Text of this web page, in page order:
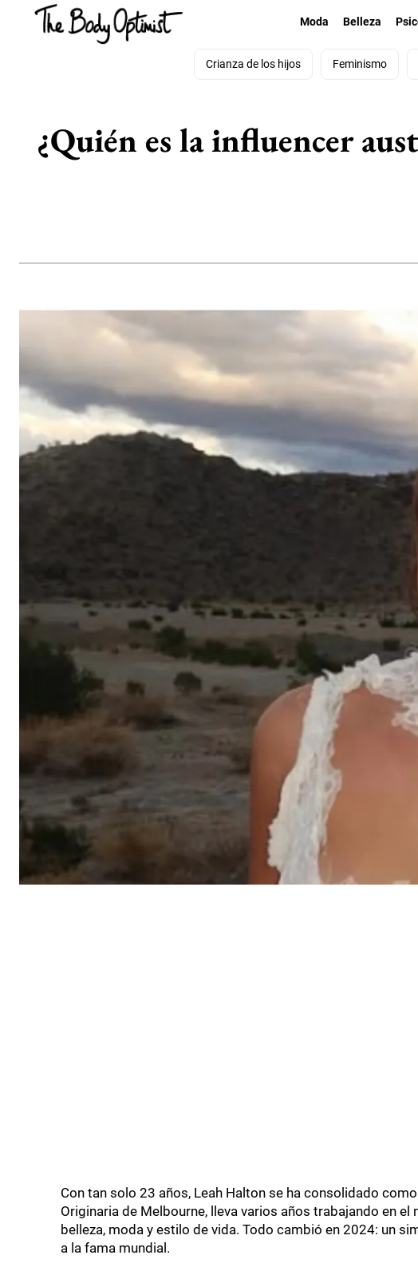
Moda Belleza
Crianza de los hijos Feminismo
¿Quién es la influencer
Con tan solo 23 años, Leah Halton se ha consolidado
Originaria de Melbourne, lleva varios años trabajando en
belleza, moda y estilo de vida. Todo cambió en 2024: un
a la fama mundial.